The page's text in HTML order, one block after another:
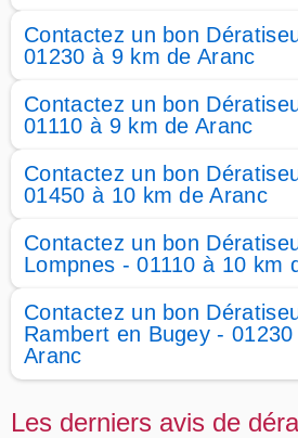
Contactez un bon
01230 à 9 km de Aranc
Contactez un bon
01110 à 9 km de Aranc
Contactez un bon
01450 à 10 km de Aranc
Contactez un bon
Lompnes - 01110 à 10 km
Contactez un bon
Rambert en Bugey -
Aranc
Les derniers avis de